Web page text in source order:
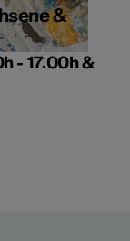
&
- 17.00h &